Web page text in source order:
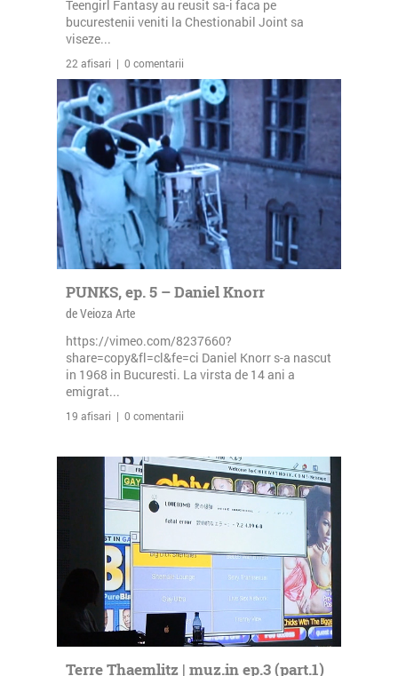
Teengirl Fantasy au reusit sa-i faca pe
bucurestenii veniti la Chestionabil Joint sa
viseze...
22 afisari | 0 comentarii
PUNKS, ep. 5 – Daniel Knorr
de Veioza Arte
https://vimeo.com/8237660?
share=copy&fl=cl&fe=ci Daniel Knorr s-a nascut
in 1968 in Bucuresti. La virsta de 14 ani a
emigrat...
19 afisari | 0 comentarii
Terre Thaemlitz | muz.in ep.3 (part.1)